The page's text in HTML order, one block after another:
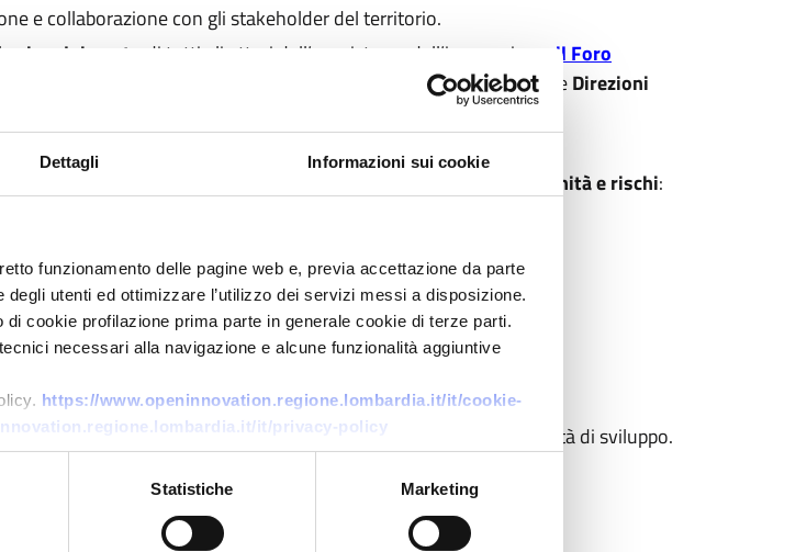
Dettagli Informazioni sui cookie
funzionamento delle pagine web e, previa accettazione da parte
degli utenti ed ottimizzare l’utilizzo dei servizi messi a disposizione.
di cookie profilazione prima parte in generale cookie di terze parti.
necessari alla navigazione e alcune funzionalità aggiuntive
https://www.openinnovation.regione.lombardia.it/it/cookie-
it/privacy-policy
Statistiche Marketing
e collaborazione con gli stakeholder del territorio.
coinvolgimento di tutti gli attori dell’ecosistema dell’innovazione: il Foro
di categoria e il sistema della Ricerca, nonchè le diverseDirezioni
si sono rilevate
sfide, opportunità e rischi:
elemento centrale del documento è l’individuazione delle priorità di sviluppo.